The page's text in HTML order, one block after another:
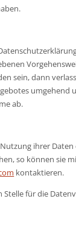
sein, dann
umgehend
ab.
ihrer
so können sie
kontaktieren.
für die